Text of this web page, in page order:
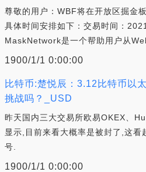
尊敬的用户：WBF将在开放区掘金
具体时间安排如下：交易时间：
MaskNetwork是一个帮助用户从
1900/1/1 0:00:00
比特币:楚悦辰：3.12比特币以
挑战吗？_USD
昨天国内三大交易所欧易OKEX、
显示,目前来看大概率是被封了,这看
号.
1900/1/1 0:00:00